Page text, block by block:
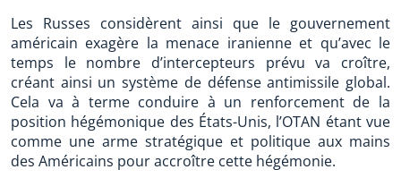
Les Russes considèrent ainsi que le gouvernement
américain exagère la menace iranienne et qu’avec le
temps le nombre d’intercepteurs prévu va croître,
créant ainsi un système de défense antimissile global.
Cela va à terme conduire à un renforcement de la
position hégémonique des États-Unis, l’OTAN étant vue
comme une arme stratégique et politique aux mains
des Américains pour accroître cette hégémonie.